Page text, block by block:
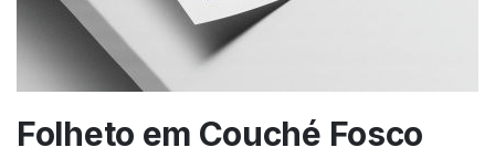
Folheto em Couché Fosco